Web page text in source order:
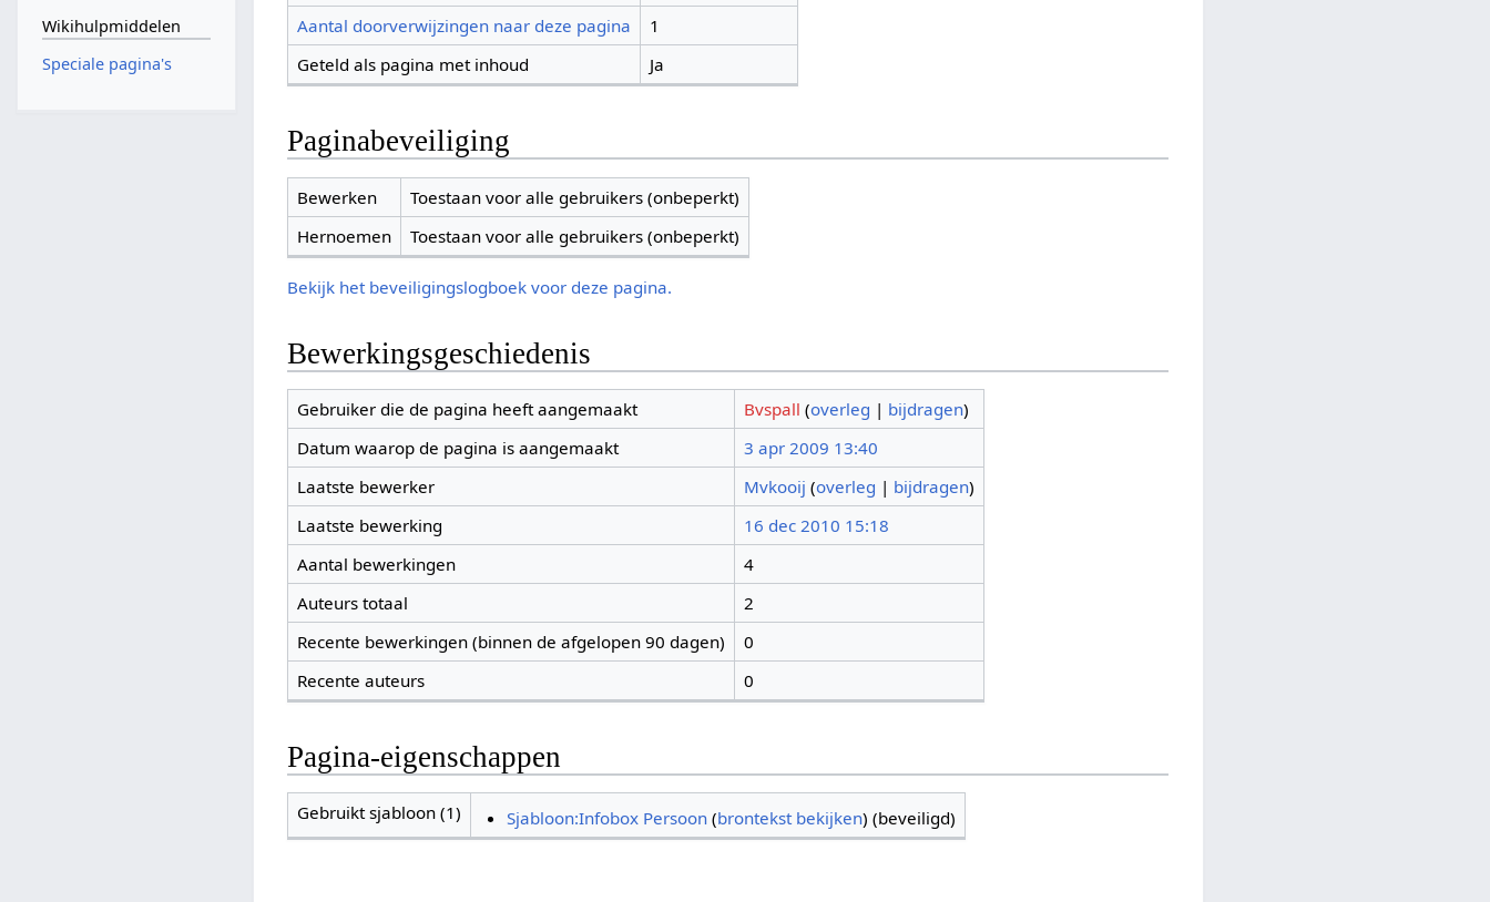
Aantal doorverwijzingen naar deze pagina
1
Geteld als pagina met inhoud
Ja
Paginabeveiliging
Bewerken
Toestaan voor alle gebruikers (onbeperkt)
Hernoemen
Toestaan voor alle gebruikers (onbeperkt)
Bekijk het beveiligingslogboek voor deze pagina.
Bewerkingsgeschiedenis
Gebruiker die de pagina heeft aangemaakt Bvspall (overleg | bijdragen)
Datum waarop de pagina is aangemaakt
3 apr 2009 13:40
Laatste bewerker
Mvkooij (overleg | bijdragen)
Laatste bewerking
16 dec 2010 15:18
Aantal bewerkingen
4
Auteurs totaal
2
Recente bewerkingen (binnen de afgelopen 90 dagen)
0
Recente auteurs
0
Pagina-eigenschappen
Gebruikt sjabloon (1) Sjabloon:Infobox Persoon (brontekst bekijken) (beveiligd)
Wikihulpmiddelen
Speciale pagina's